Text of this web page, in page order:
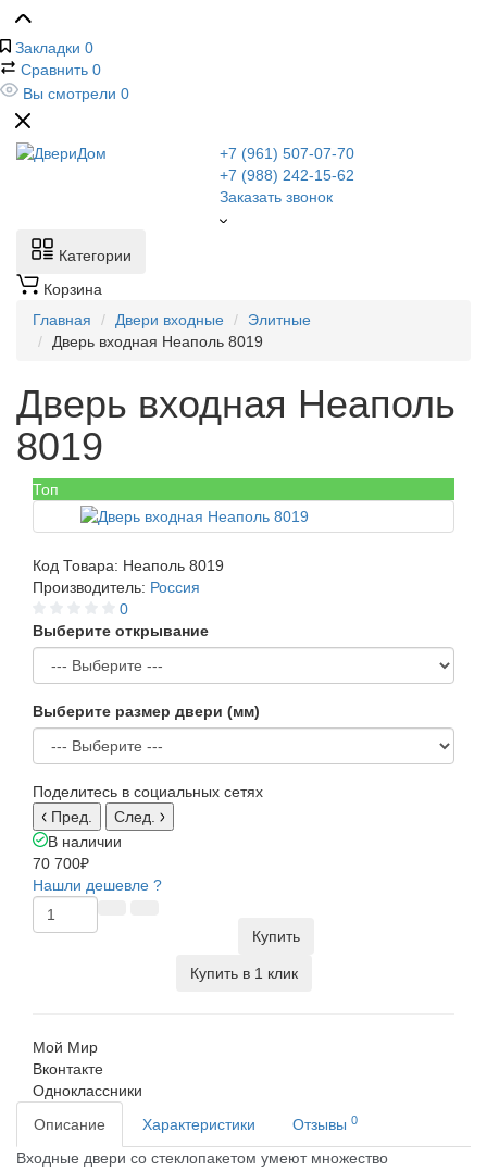
Закладки 0
Сравнить 0
Вы смотрели 0
+7 (961) 507-07-70
+7 (988) 242-15-62
Заказать звонок
Категории
Корзина
Главная
Двери входные
Элитные
Дверь входная Неаполь 8019
Дверь входная Неаполь
8019
Топ
Код Товара: Неаполь 8019
Производитель: Россия
0
Выберите открывание
Выберите размер двери (мм)
Поделитесь в социальных сетях
Пред.
След.
В наличии
70 700₽
Нашли дешевле ?
Купить
Купить в 1 клик
Мой Мир
Вконтакте
Одноклассники
Описание
Характеристики Отзывы 0
Входные двери со стеклопакетом умеют множество